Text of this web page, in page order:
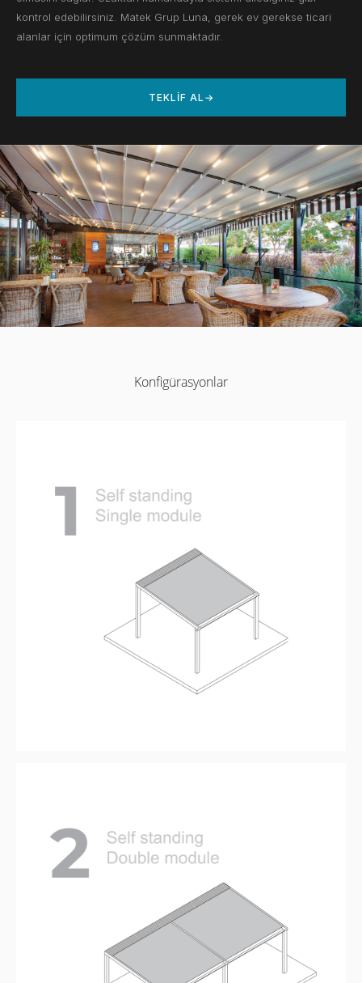
kontrol edebilirsiniz. Matek Grup Luna, gerek ev gerekse ticari
alanlar için optimum çözüm sunmaktadır.
TEKLIF AL →
Konfigürasyonlar